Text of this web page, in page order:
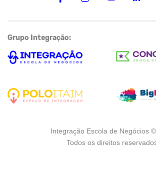
Grupo Integração:
Integração Escola de Negócios
Todos os direitos